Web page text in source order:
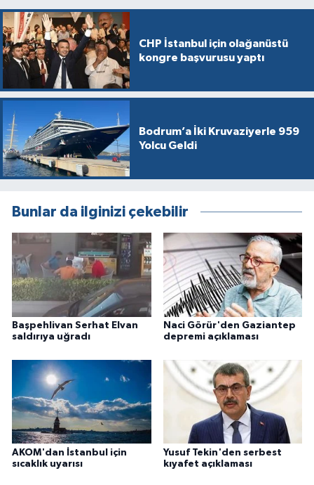
CHP İstanbul için olağanüstü
kongre başvurusu yaptı
Bodrum’a İki Kruvaziyerle 959
Yolcu Geldi
Bunlar da ilginizi çekebilir
Başpehlivan Serhat Elvan
saldırıya uğradı
Naci Görür'den Gaziantep
depremi açıklaması
AKOM'dan İstanbul için
sıcaklık uyarısı
Yusuf Tekin'den serbest
kıyafet açıklaması